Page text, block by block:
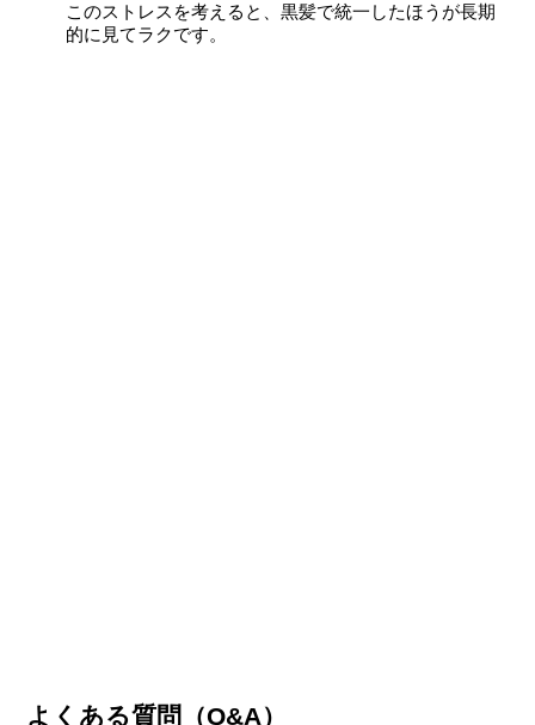
このストレスを考えると、黒髪で統一したほうが長期
的に見てラクです。
よくある質問（Q&A）